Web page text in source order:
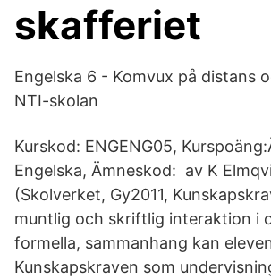
skafferiet
Engelska 6 - Komvux på distans
NTI-skolan
Kurskod: ENGENG05,
Engelska, Ämneskod: av K
(Skolverket, Gy2011,
muntlig och skriftlig interaktion i
formella, sammanhang kan
Kunskapskraven som